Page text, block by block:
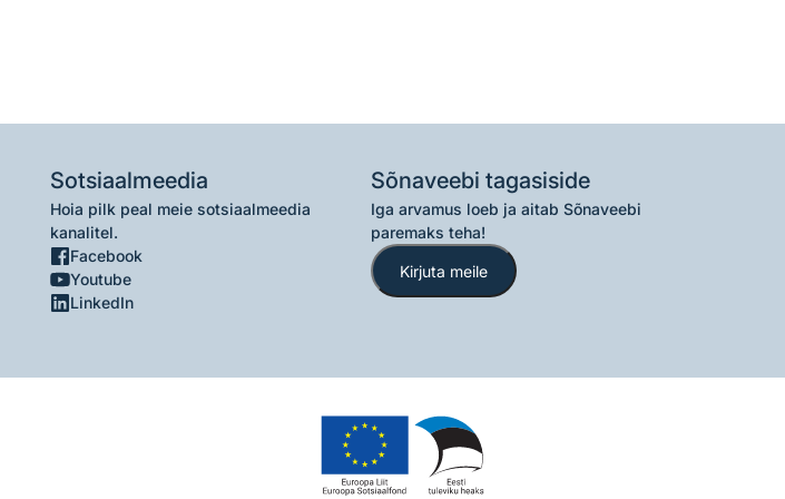
Sotsiaalmeedia
Hoia pilk peal meie sotsiaalmeedia
kanalitel.
Facebook
Youtube
LinkedIn
Sõnaveebi tagasiside
Iga arvamus loeb ja aitab Sõnaveebi
paremaks teha!
Kirjuta meile